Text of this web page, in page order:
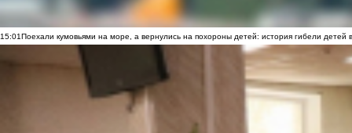
15:01Поехали кумовьями на море, а вернулись на похороны детей: история гибели детей